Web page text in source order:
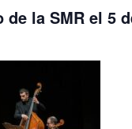
la SMR el 5